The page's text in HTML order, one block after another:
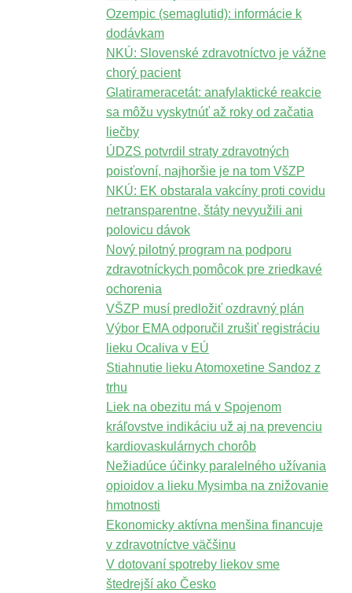
Ozempic (semaglutid): informácie k
dodávkam
NKÚ: Slovenské zdravotníctvo je vážne
chorý pacient
Glatirameracetát: anafylaktické reakcie
sa môžu vyskytnúť až roky od začatia
liečby
ÚDZS potvrdil straty zdravotných
poisťovní, najhoršie je na tom VšZP
NKÚ: EK obstarala vakcíny proti covidu
netransparentne, štáty nevyužili ani
polovicu dávok
Nový pilotný program na podporu
zdravotníckych pomôcok pre zriedkavé
ochorenia
VŠZP musí predložiť ozdravný plán
Výbor EMA odporučil zrušiť registráciu
lieku Ocaliva v EÚ
Stiahnutie lieku Atomoxetine Sandoz z
trhu
Liek na obezitu má v Spojenom
kráľovstve indikáciu už aj na prevenciu
kardiovaskulárnych chorôb
Nežiadúce účinky paralelného užívania
opioidov a lieku Mysimba na znižovanie
hmotnosti
Ekonomicky aktívna menšina financuje
v zdravotníctve väčšinu
V dotovaní spotreby liekov sme
štedrejší ako Česko